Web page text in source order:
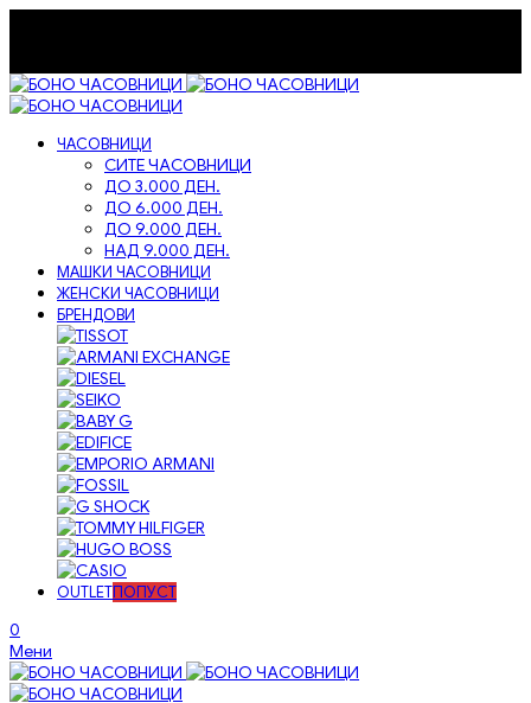
ЧАСОВНИЦИ
СИТЕ ЧАСОВНИЦИ
ДО 3.000 ДЕН.
ДО 6.000 ДЕН.
ДО 9.000 ДЕН.
НАД 9.000 ДЕН.
МАШКИ ЧАСОВНИЦИ
ЖЕНСКИ ЧАСОВНИЦИ
БРЕНДОВИ
OUTLETПОПУСТ
0
Мени